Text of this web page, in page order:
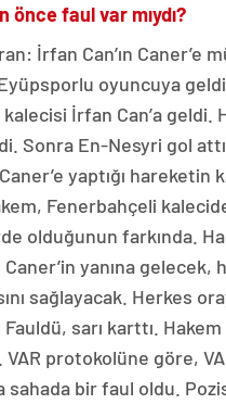
önce faul var mıydı?
İrfan Can’ın Caner’e
oyuncuya
İrfan Can’a geldi.
Sonra En-Nesyri gol
yaptığı hareketin
Fenerbahçeli
olduğunun farkında.
yanına gelecek,
sağlayacak. Herkes
sarı karttı.
VAR protokolüne göre,
sahada bir faul oldu.